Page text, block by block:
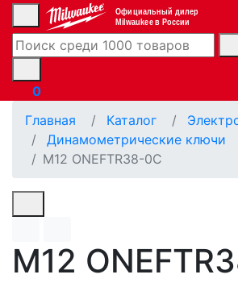
Официальный дилер
Milwaukee в России
0
Главная
Каталог
Динамометрические ключи
M12 ONEFTR38-0C
M12